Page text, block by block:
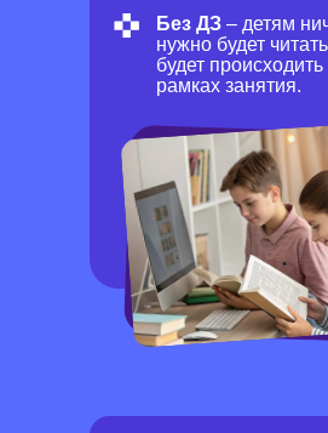
Без ДЗ – детям
нужно будет
будет происходить
рамках занятия.